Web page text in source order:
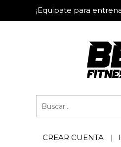
¡Equipate para
CREAR CUENTA